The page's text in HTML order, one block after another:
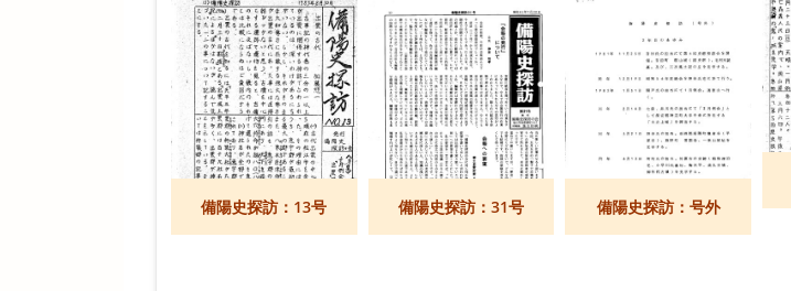
備陽史探訪：13号
備陽史探訪：31号 備陽史探訪：号外